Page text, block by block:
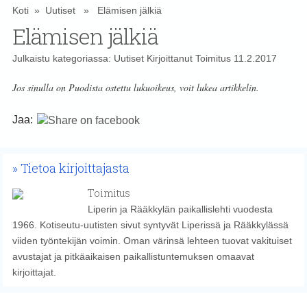
Koti» Uutiset» Elämisen jälkiä
Elämisen jälkiä
Julkaistu kategoriassa: UutisetKirjoittanut Toimitus11.2.2017
Jos sinulla on Puodista ostettu lukuoikeus, voit lukea artikkelin.
Jaa:
Tietoa kirjoittajasta
Toimitus
Liperin ja Rääkkylän paikallislehti vuodesta
1966. Kotiseutu-uutisten sivut syntyvät Liperissä ja Rääkkylässä
viiden työntekijän voimin. Oman värinsä lehteen tuovat vakituiset
avustajat ja pitkäaikaisen paikallistuntemuksen omaavat
kirjoittajat.